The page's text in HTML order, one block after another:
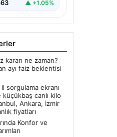
▲ +1.05%
kararı ne zaman?
ayı faiz beklentisi
sorgulama ekranı
canlı kilo
Ankara, İzmir
fiyatları
Konfor ve